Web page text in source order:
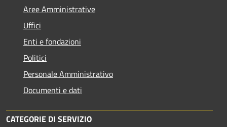
Aree Amministrative
Uffici
Enti e fondazioni
Politici
Personale Amministrativo
Documenti e dati
CATEGORIE DI SERVIZIO